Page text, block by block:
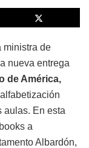
ministra de
nueva entrega
de América,
aulas. En esta
a
Albardón,